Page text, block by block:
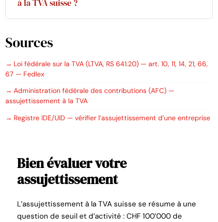
à la TVA suisse ?
si elle fournit des prestations en Suisse. Sans siège
établi sur le territoire (art. 67 LTVA).
Sources
Loi fédérale sur la TVA (LTVA, RS 641.20) — art. 10, 11, 14, 21, 66,
67 — Fedlex
Administration fédérale des contributions (AFC) —
assujettissement à la TVA
Registre IDE/UID — vérifier l’assujettissement d’une entreprise
Bien évaluer votre
assujettissement
L’assujettissement à la TVA suisse se résume à une
question de seuil et d’activité : CHF 100’000 de